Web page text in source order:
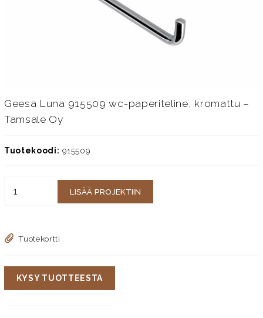
Geesa Luna 915509 wc-paperiteline, kromattu –
Tamsale Oy
Tuotekoodi: 915509
LISÄÄ PROJEKTIIN
Tuotekortti
KYSY TUOTTEESTA